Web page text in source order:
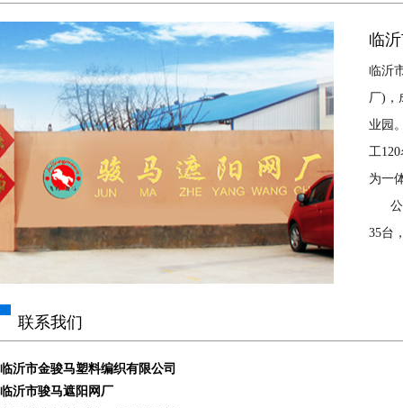
临
临沂
厂)，
业园
工
为一
公
35台
山东
联系我们
临沂市金骏马塑料编织有限公司
临沂市骏马遮阳网厂